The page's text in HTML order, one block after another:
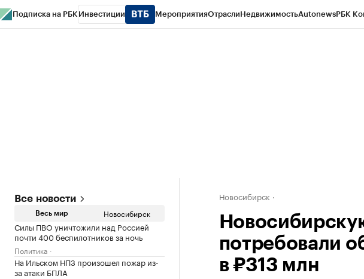
Подписка на РБК Инвестиции МероприятияОтраслиНедвижимостьAutonewsРБК
Все новости
Весь мир Новосибирск
Силы ПВО уничтожили над Россией
почти 400 беспилотников за ночь
Политика
На Ильском НПЗ произошел пожар из-
за атаки БПЛА
Новосибирск
потребовали
в ₽313 млн